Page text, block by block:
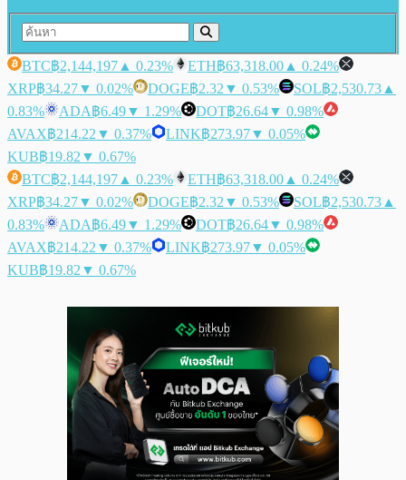
BTC฿2,144,197 ▲ 0.23% ETH฿63,318.00 ▲ 0.24%
XRP฿34.27▼ 0.02% DOGE฿2.32 ▼ 0.53% SOL฿2,530.73 ▲
0.83%
ADA฿6.49▼ 1.29% DOT฿26.64▼ 0.98%
AVAX฿214.22 ▼ 0.37% LINK฿273.97▼ 0.05%
KUB฿19.82 ▼ 0.67%
BTC฿2,144,197 ▲ 0.23% ETH฿63,318.00 ▲ 0.24%
XRP฿34.27▼ 0.02% DOGE฿2.32 ▼ 0.53% SOL฿2,530.73 ▲
0.83%
ADA฿6.49▼ 1.29% DOT฿26.64▼ 0.98%
AVAX฿214.22 ▼ 0.37% LINK฿273.97▼ 0.05%
KUB฿19.82 ▼ 0.67%